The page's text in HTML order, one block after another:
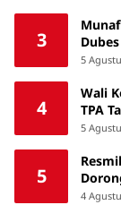
3
ASN
5
4
Wali
TPA
5
5
4